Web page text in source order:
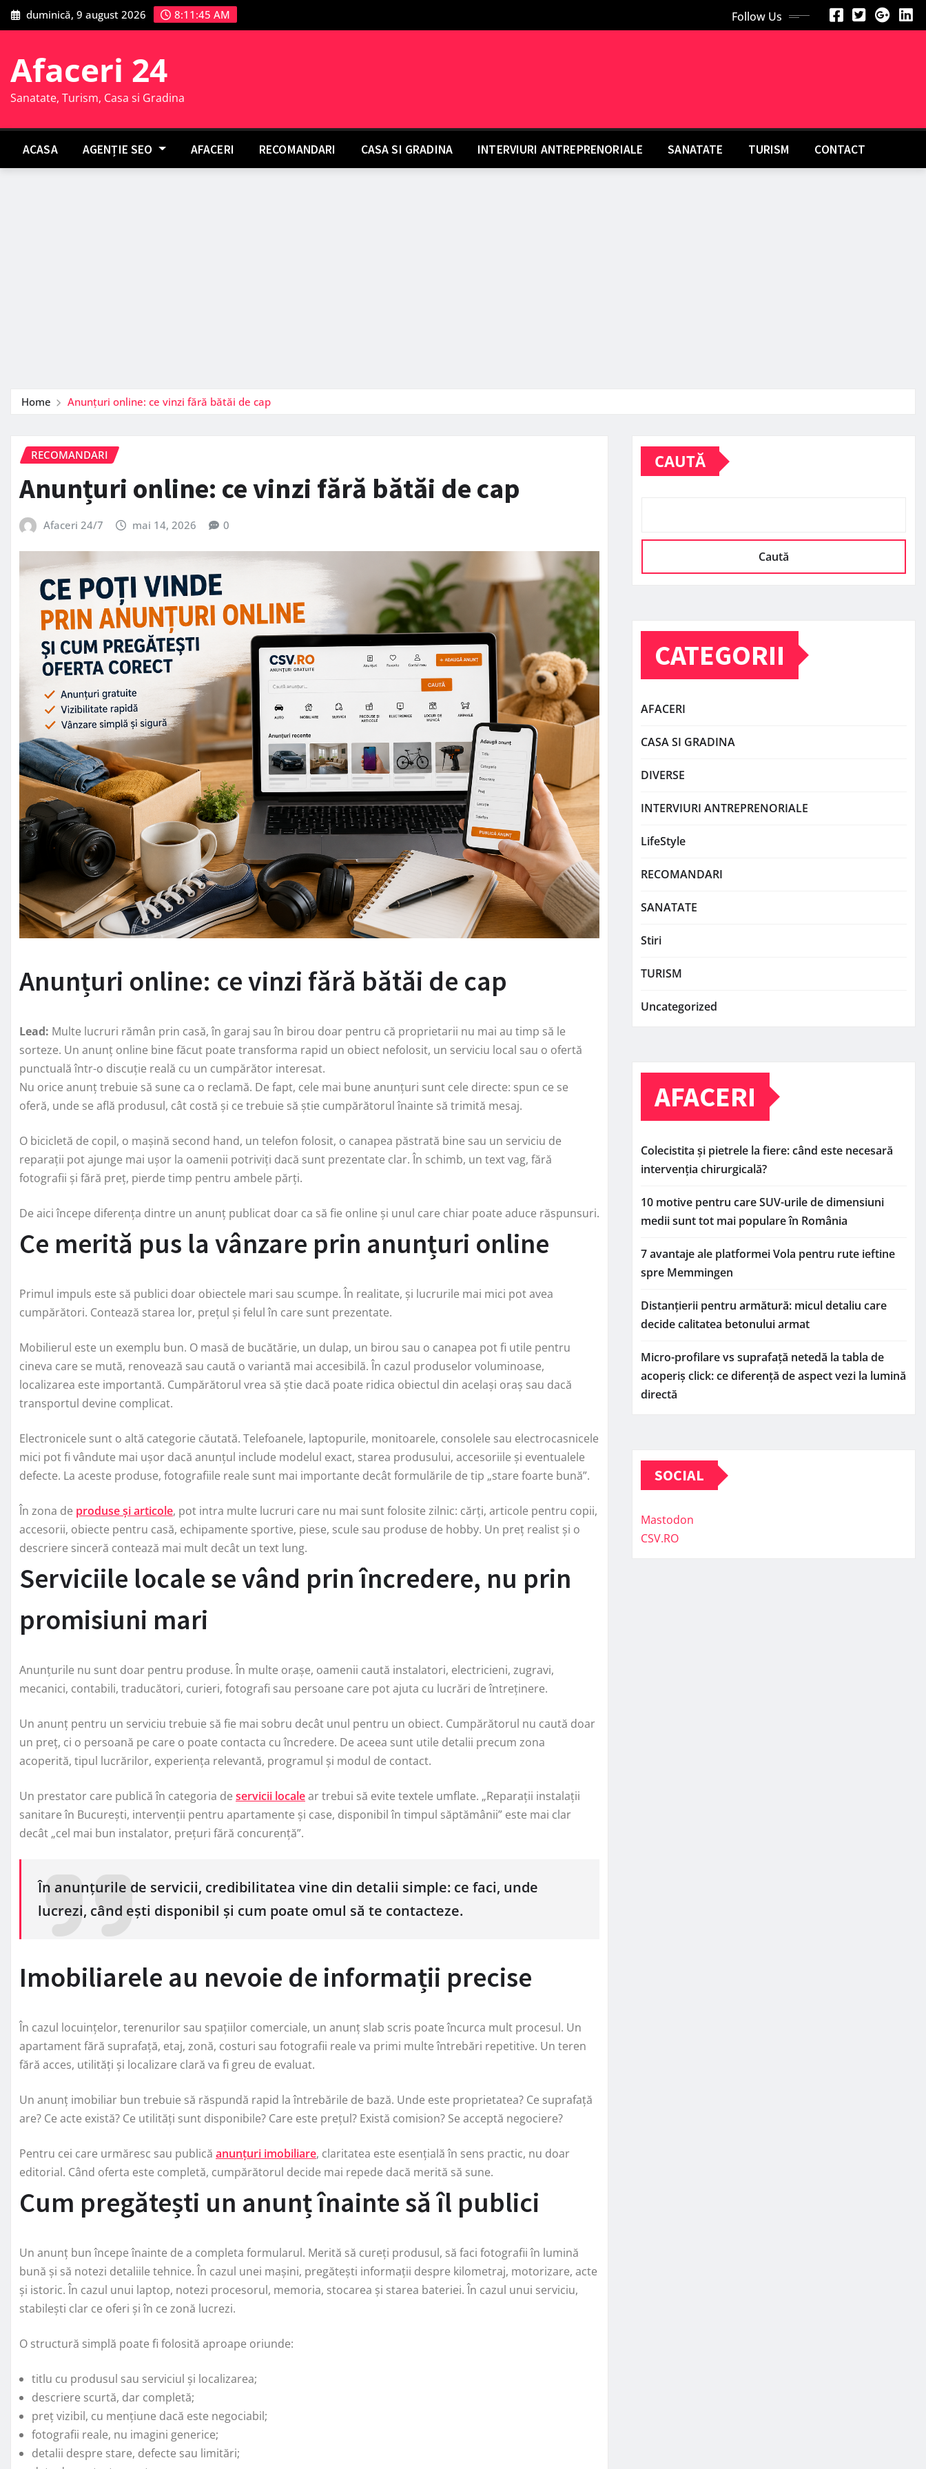
Skip
to
duminică, 9 august 2026 8:11:46 AM Follow Us
Afaceri 24
Sanatate, Turism, Casa si Gradina
ACASA AGENȚIE SEO AFACERI RECOMANDARI CASA SI GRADINA INTERVIURI ANTREPRENORIALE SANATATE TURISM CONTACT
Home Anunțuri online: ce vinzi fără bătăi de cap
RECOMANDARI
Anunțuri online: ce vinzi fără bătăi de cap
Afaceri 24/7 mai 14, 2026 0
Anunțuri online: ce vinzi fără bătăi de cap
Lead: Multe lucruri rămân prin casă, în garaj sau în birou doar pentru că proprietarii nu mai au timp să le
sorteze. Un anunț online bine făcut poate transforma rapid un obiect nefolosit, un serviciu local sau o ofertă
punctuală într-o discuție reală cu un cumpărător interesat.
Nu orice anunț trebuie să sune ca o reclamă. De fapt, cele mai bune anunțuri sunt cele directe: spun ce se
oferă, unde se află produsul, cât costă și ce trebuie să știe cumpărătorul înainte să trimită mesaj.
O bicicletă de copil, o mașină second hand, un telefon folosit, o canapea păstrată bine sau un serviciu de
reparații pot ajunge mai ușor la oamenii potriviți dacă sunt prezentate clar. În schimb, un text vag, fără
fotografii și fără preț, pierde timp pentru ambele părți.
De aici începe diferența dintre un anunț publicat doar ca să fie online și unul care chiar poate aduce răspunsuri.
Ce merită pus la vânzare prin anunțuri online
Primul impuls este să publici doar obiectele mari sau scumpe. În realitate, și lucrurile mai mici pot avea
cumpărători. Contează starea lor, prețul și felul în care sunt prezentate.
Mobilierul este un exemplu bun. O masă de bucătărie, un dulap, un birou sau o canapea pot fi utile pentru
cineva care se mută, renovează sau caută o variantă mai accesibilă. În cazul produselor voluminoase,
localizarea este importantă. Cumpărătorul vrea să știe dacă poate ridica obiectul din același oraș sau dacă
transportul devine complicat.
Electronicele sunt o altă categorie căutată. Telefoanele, laptopurile, monitoarele, consolele sau electrocasnicele
mici pot fi vândute mai ușor dacă anunțul include modelul exact, starea produsului, accesoriile și eventualele
defecte. La aceste produse, fotografiile reale sunt mai importante decât formulările de tip „stare foarte bună”.
În zona de produse și articole, pot intra multe lucruri care nu mai sunt folosite zilnic: cărți, articole pentru copii,
accesorii, obiecte pentru casă, echipamente sportive, piese, scule sau produse de hobby. Un preț realist și o
descriere sinceră contează mai mult decât un text lung.
Serviciile locale se vând prin încredere, nu prin
promisiuni mari
Anunțurile nu sunt doar pentru produse. În multe orașe, oamenii caută instalatori, electricieni, zugravi,
mecanici, contabili, traducători, curieri, fotografi sau persoane care pot ajuta cu lucrări de întreținere.
Un anunț pentru un serviciu trebuie să fie mai sobru decât unul pentru un obiect. Cumpărătorul nu caută doar
un preț, ci o persoană pe care o poate contacta cu încredere. De aceea sunt utile detalii precum zona
acoperită, tipul lucrărilor, experiența relevantă, programul și modul de contact.
Un prestator care publică în categoria de servicii localear trebui să evite textele umflate. „Reparații instalații
sanitare în București, intervenții pentru apartamente și case, disponibil în timpul săptămânii” este mai clar
decât „cel mai bun instalator, prețuri fără concurență”.
În anunțurile de servicii, credibilitatea vine din detalii simple: ce faci, unde
lucrezi, când ești disponibil și cum poate omul să te contacteze.
Imobiliarele au nevoie de informații precise
În cazul locuințelor, terenurilor sau spațiilor comerciale, un anunț slab scris poate încurca mult procesul. Un
apartament fără suprafață, etaj, zonă, costuri sau fotografii reale va primi multe întrebări repetitive. Un teren
fără acces, utilități și localizare clară va fi greu de evaluat.
Un anunț imobiliar bun trebuie să răspundă rapid la întrebările de bază. Unde este proprietatea? Ce suprafață
are? Ce acte există? Ce utilități sunt disponibile? Care este prețul? Există comision? Se acceptă negociere?
Pentru cei care urmăresc sau publică anunțuri imobiliare, claritatea este esențială în sens practic, nu doar
editorial. Când oferta este completă, cumpărătorul decide mai repede dacă merită să sune.
Cum pregătești un anunț înainte să îl publici
Un anunț bun începe înainte de a completa formularul. Merită să cureți produsul, să faci fotografii în lumină
bună și să notezi detaliile tehnice. În cazul unei mașini, pregătești informații despre kilometraj, motorizare, acte
și istoric. În cazul unui laptop, notezi procesorul, memoria, stocarea și starea bateriei. În cazul unui serviciu,
stabilești clar ce oferi și în ce zonă lucrezi.
O structură simplă poate fi folosită aproape oriunde:
titlu cu produsul sau serviciul și localizarea;
descriere scurtă, dar completă;
preț vizibil, cu mențiune dacă este negociabil;
fotografii reale, nu imagini generice;
detalii despre stare, defecte sau limitări;
CAUTĂ
Caută
CATEGORII
AFACERI
CASA SI GRADINA
DIVERSE
INTERVIURI ANTREPRENORIALE
LifeStyle
RECOMANDARI
SANATATE
Stiri
TURISM
Uncategorized
AFACERI
Colecistita și pietrele la fiere: când este necesară
intervenția chirurgicală?
10 motive pentru care SUV-urile de dimensiuni
medii sunt tot mai populare în România
7 avantaje ale platformei Vola pentru rute ieftine
spre Memmingen
Distanțierii pentru armătură: micul detaliu care
decide calitatea betonului armat
Micro-profilare vs suprafață netedă la tabla de
acoperiș click: ce diferență de aspect vezi la lumină
directă
SOCIAL
Mastodon
CSV.RO